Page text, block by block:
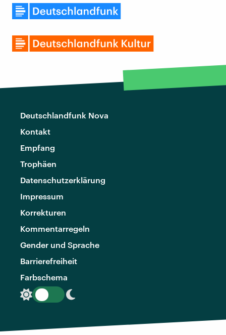
Deutschlandfunk Nova
Kontakt
Empfang
Trophäen
Datenschutzerklärung
Impressum
Korrekturen
Kommentarregeln
Gender und Sprache
Barrierefreiheit
Farbschema